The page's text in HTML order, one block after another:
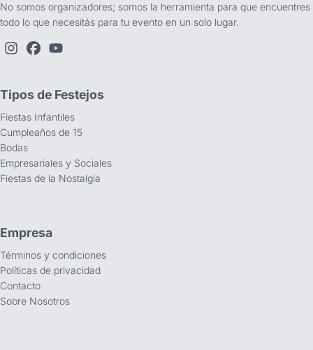
No somos organizadores; somos la herramienta para que encuentres
todo lo que necesitás para tu evento en un solo lugar.
Tipos de Festejos
Fiestas Infantiles
Cumpleaños de 15
Bodas
Empresariales y Sociales
Fiestas de la Nostalgia
Empresa
Términos y condiciones
Políticas de privacidad
Contacto
Sobre Nosotros